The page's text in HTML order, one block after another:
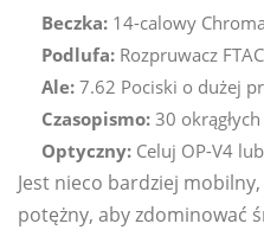
Beczka: 14-calowy
Podlufa: Rozpruwacz
Ale: 7.62 Pociski o dużej
Czasopismo: 30
Optyczny: Celuj OP-V4
Jest nieco bardziej
potężny, aby zdominować